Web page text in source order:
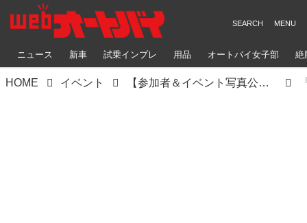
ニュース 新車 試乗インプレ 用品 オートバイ女子部 絶
HOME イベント 【参加者＆イベント写真公開！】ステージイベント復活♪ 雨のアップガレージライダースBIKE!BIKE!BIKE2022（梅本まどか）